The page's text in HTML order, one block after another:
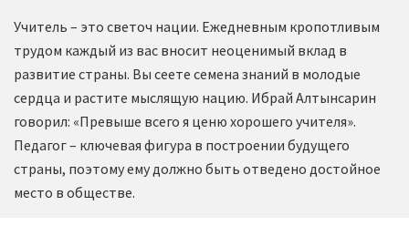
Учитель – это светоч нации. Ежедневным кропотливым
трудом каждый из вас вносит неоценимый вклад в
развитие страны. Вы сеете семена знаний в молодые
сердца и растите мыслящую нацию. Ибрай Алтынсарин
говорил: «Превыше всего я ценю хорошего учителя».
Педагог – ключевая фигура в построении будущего
страны, поэтому ему должно быть отведено достойное
место в обществе.